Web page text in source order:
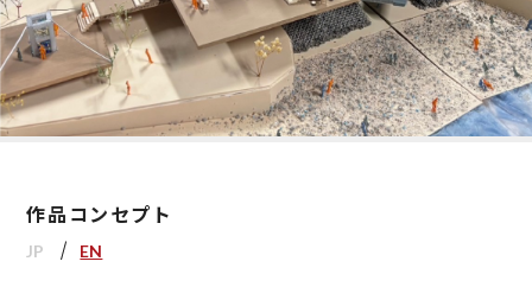
作品コンセプト
JP EN